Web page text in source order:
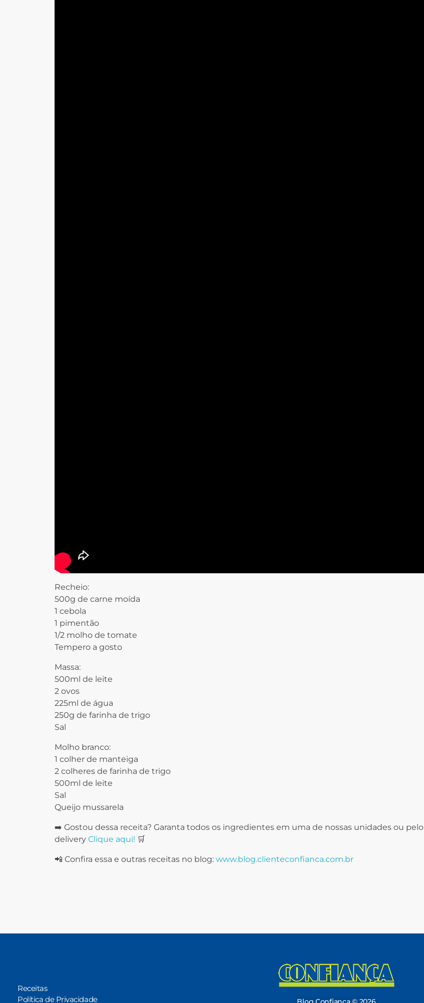
Recheio:
500g de carne moída
1 cebola
1 pimentão
1/2 molho de tomate
Tempero a gosto
Massa:
500ml de leite
2 ovos
225ml de água
250g de farinha de trigo
Sal
Molho branco:
1 colher de manteiga
2 colheres de farinha de trigo
500ml de leite
Sal
Queijo mussarela
➡️ Gostou dessa receita? Garanta todos os ingredientes em uma de nossas unidades ou pelo
delivery Clique aqui! 🛒
📲 Confira essa e outras receitas no blog: www.blog.clienteconfianca.com.br
Receitas
Política de Privacidade